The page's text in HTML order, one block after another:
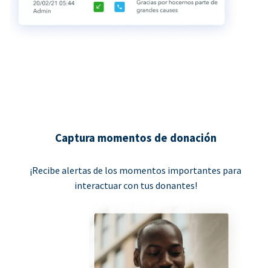
Captura momentos de donación
¡Recibe alertas de los momentos importantes para
interactuar con tus donantes!